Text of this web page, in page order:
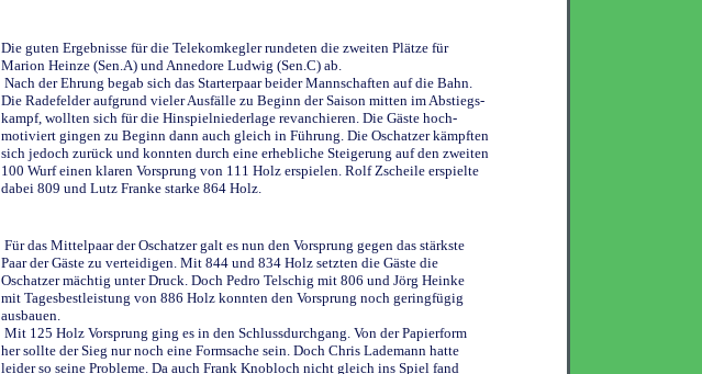
Die guten Ergebnisse für die Telekomkegler rundeten die zweiten Plätze für
Marion Heinze (Sen.A) und Annedore Ludwig (Sen.C) ab.
Nach der Ehrung begab sich das Starterpaar beider Mannschaften auf die Bahn.
Die Radefelder aufgrund vieler Ausfälle zu Beginn der Saison mitten im Abstiegs-
kampf, wollten sich für die Hinspielniederlage revanchieren. Die Gäste hoch-
motiviert gingen zu Beginn dann auch gleich in Führung. Die Oschatzer kämpften
sich jedoch zurück und konnten durch eine erhebliche Steigerung auf den zweiten
100 Wurf einen klaren Vorsprung von 111 Holz erspielen. Rolf Zscheile erspielte
dabei 809 und Lutz Franke starke 864 Holz.
Für das Mittelpaar der Oschatzer galt es nun den Vorsprung gegen das stärkste
Paar der Gäste zu verteidigen. Mit 844 und 834 Holz setzten die Gäste die
Oschatzer mächtig unter Druck. Doch Pedro Telschig mit 806 und Jörg Heinke
mit Tagesbestleistung von 886 Holz konnten den Vorsprung noch geringfügig
ausbauen.
Mit 125 Holz Vorsprung ging es in den Schlussdurchgang. Von der Papierform
her sollte der Sieg nur noch eine Formsache sein. Doch Chris Lademann hatte
leider so seine Probleme. Da auch Frank Knobloch nicht gleich ins Spiel fand